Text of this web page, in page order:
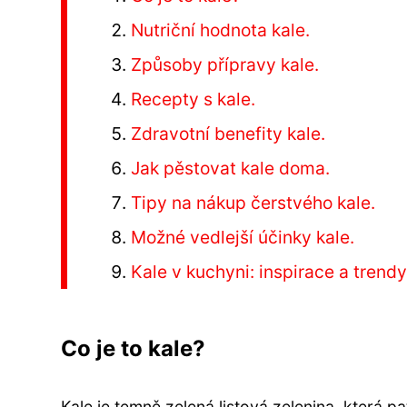
Nutriční hodnota kale.
Způsoby přípravy kale.
Recepty s kale.
Zdravotní benefity kale.
Jak pěstovat kale doma.
Tipy na nákup čerstvého kale.
Možné vedlejší účinky kale.
Kale v kuchyni: inspirace a
Co je to kale?